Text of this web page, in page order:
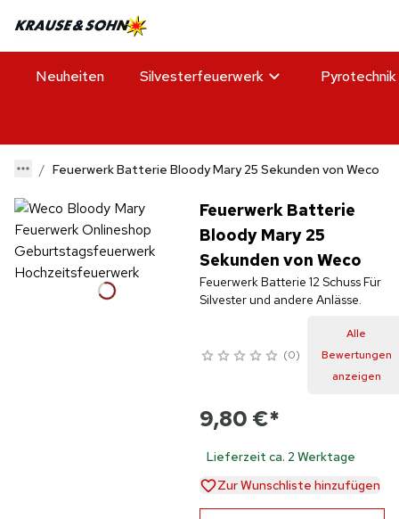
Neuheiten Silvesterfeuerwerk Pyrotechnik
Feuerwerk Batterie Bloody Mary 25 Sekunden von Weco
Feuerwerk Batterie
Bloody Mary 25
Sekunden von Weco
Feuerwerk Batterie 12 Schuss Für
Silvester und andere Anlässe.
0
Alle
Bewertungen
anzeigen
9,80 €*
Lieferzeit ca. 2 Werktage
Zur Wunschliste hinzufügen